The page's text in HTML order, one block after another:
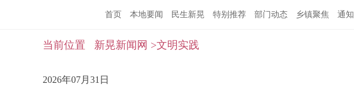
首页 本地要闻 民生新晃 特别推荐 部门动态 乡镇聚焦 通
当前位置 新晃新闻网 >文明实践
2026年07月31日